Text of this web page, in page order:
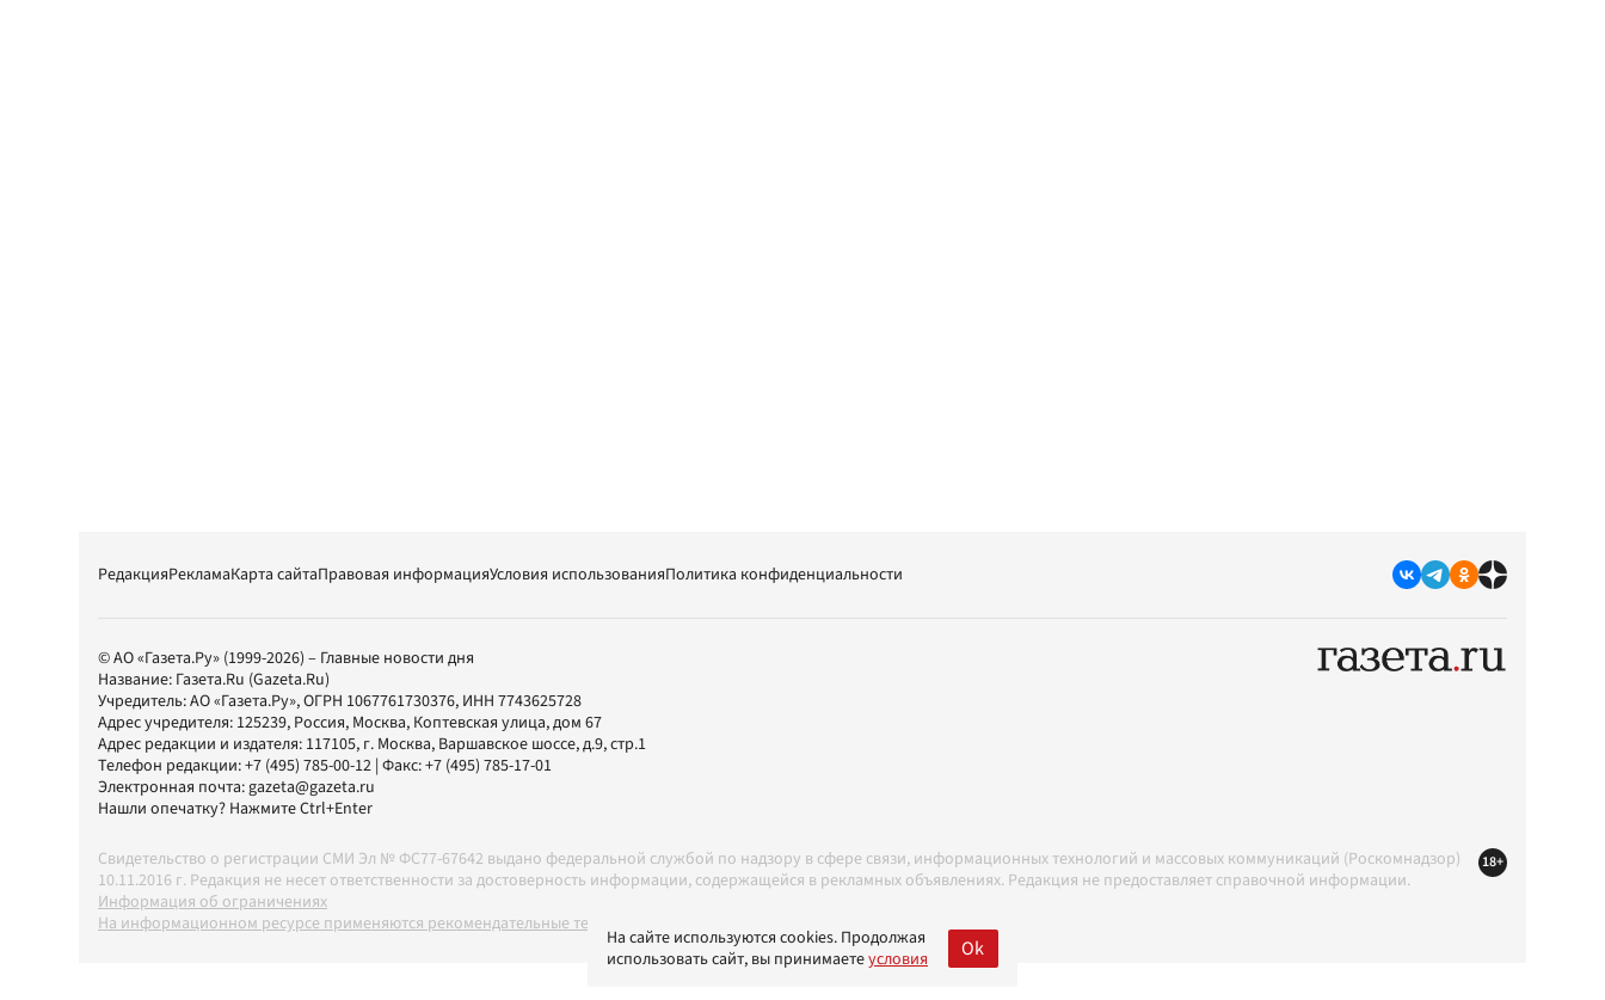
РедакцияРекламаКарта сайтаПравовая информацияУсловия использованияПолитика конфиденциальности
© АО «Газета.Ру» (1999-2026) – Главные новости дня
Название: Газета.Ru (Gazeta.Ru)
Учредитель:АО «Газета.Ру», ОГРН 1067761730376, ИНН 7743625728
Адрес учредителя: 125239, Россия, Москва, Коптевская улица, дом 67
Адрес редакции и издателя: 117105, г. Москва, Варшавское шоссе, д.9, стр.1
Телефон редакции:+7 (495) 785-00-12 | Факс:+7 (495) 785-17-01
Электронная почта:gazeta@gazeta.ru
Нашли опечатку? Нажмите Ctrl+Enter
Свидетельство о регистрации СМИ Эл № ФС77-67642 выдано федеральной службой по надзору в сфере связи, информационных технологий и массовых коммуникаций (Роскомнадзор)
10.11.2016 г. Редакция не несет ответственности за достоверность информации, содержащейся в рекламных объявлениях. Редакция не предоставляет справочной информации.
Информация об ограничениях
На информационном ресурсе применяются рекомендательные технологии в соответствии с Правилами
18+
На сайте используются cookies. Продолжая
использовать сайт, вы принимаетеусловия Ok